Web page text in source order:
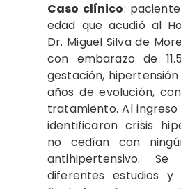
Caso clínico:
edad que acudió al
Dr. Miguel Silva de
con embarazo de
gestación,
años de evolución,
tratamiento. Al
identificaron crisis
no cedían con
antihipertensivo.
diferentes estudios y